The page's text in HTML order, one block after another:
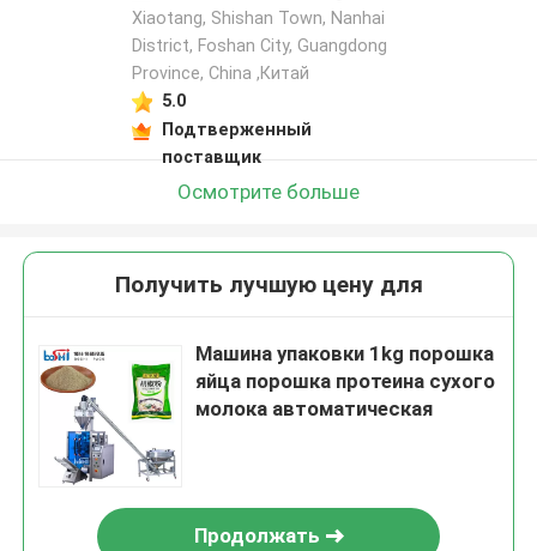
Xiaotang, Shishan Town, Nanhai
District, Foshan City, Guangdong
Province, China ,Китай
5.0
Подтверженный
поставщик
Осмотрите больше
Получить лучшую цену для
Машина упаковки 1kg порошка
яйца порошка протеина сухого
молока автоматическая
Продолжать